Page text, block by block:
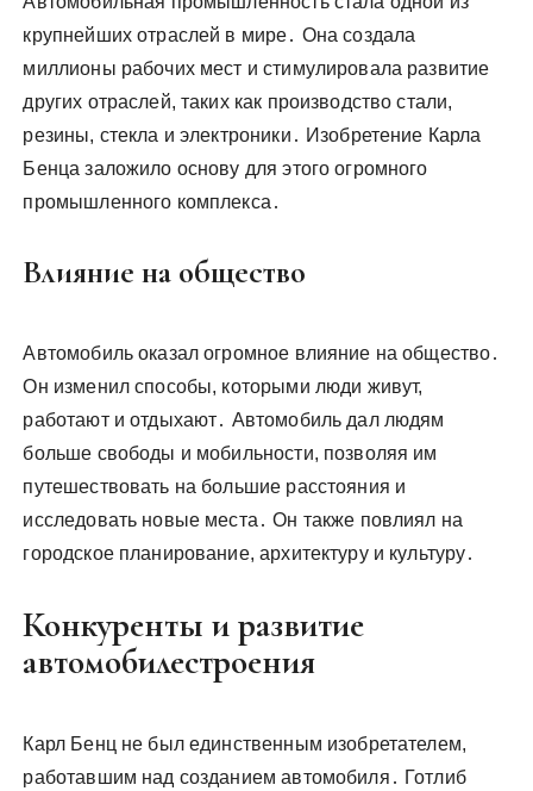
крупнейших отраслей в мире․ Она создала
миллионы рабочих мест и стимулировала развитие
других отраслей, таких как производство стали,
резины, стекла и электроники․ Изобретение Карла
Бенца заложило основу для этого огромного
промышленного комплекса․
Влияние на общество
Автомобиль оказал огромное влияние на общество․
Он изменил способы, которыми люди живут,
работают и отдыхают․ Автомобиль дал людям
больше свободы и мобильности, позволяя им
путешествовать на большие расстояния и
исследовать новые места․ Он также повлиял на
городское планирование, архитектуру и культуру․
Конкуренты и развитие
автомобилестроения
Карл Бенц не был единственным изобретателем,
работавшим над созданием автомобиля․ Готлиб